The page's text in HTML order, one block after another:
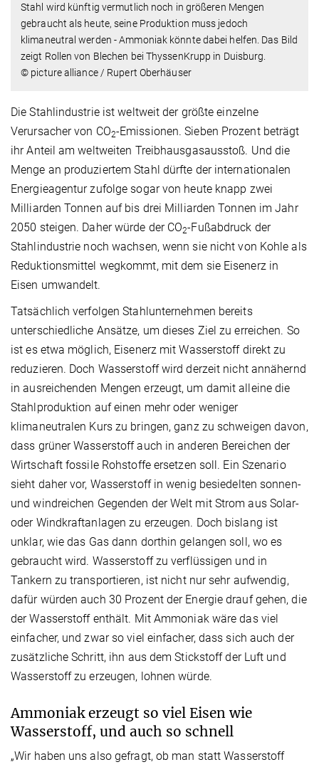
Stahl wird künftig vermutlich noch in größeren Mengen
gebraucht als heute, seine Produktion muss jedoch
klimaneutral werden - Ammoniak könnte dabei helfen. Das Bild
zeigt Rollen von Blechen bei ThyssenKrupp in Duisburg.
© picture alliance / Rupert Oberhäuser
Die Stahlindustrie ist weltweit der größte einzelne
Verursacher von CO2-Emissionen. Sieben Prozent beträgt
ihr Anteil am weltweiten Treibhausgasausstoß. Und die
Menge an produziertem Stahl dürfte der internationalen
Energieagentur zufolge sogar von heute knapp zwei
Milliarden Tonnen auf bis drei Milliarden Tonnen im Jahr
2050 steigen. Daher würde der CO2-Fußabdruck der
Stahlindustrie noch wachsen, wenn sie nicht von Kohle als
Reduktionsmittel wegkommt, mit dem sie Eisenerz in
Eisen umwandelt.
Tatsächlich verfolgen Stahlunternehmen bereits
unterschiedliche Ansätze, um dieses Ziel zu erreichen. So
ist es etwa möglich, Eisenerz mit Wasserstoff direkt zu
reduzieren. Doch Wasserstoff wird derzeit nicht annähernd
in ausreichenden Mengen erzeugt, um damit alleine die
Stahlproduktion auf einen mehr oder weniger
klimaneutralen Kurs zu bringen, ganz zu schweigen davon,
dass grüner Wasserstoff auch in anderen Bereichen der
Wirtschaft fossile Rohstoffe ersetzen soll. Ein Szenario
sieht daher vor, Wasserstoff in wenig besiedelten sonnen-
und windreichen Gegenden der Welt mit Strom aus Solar-
oder Windkraftanlagen zu erzeugen. Doch bislang ist
unklar, wie das Gas dann dorthin gelangen soll, wo es
gebraucht wird. Wasserstoff zu verflüssigen und in
Tankern zu transportieren, ist nicht nur sehr aufwendig,
dafür würden auch 30 Prozent der Energie drauf gehen, die
der Wasserstoff enthält. Mit Ammoniak wäre das viel
einfacher, und zwar so viel einfacher, dass sich auch der
zusätzliche Schritt, ihn aus dem Stickstoff der Luft und
Wasserstoff zu erzeugen, lohnen würde.
Ammoniak erzeugt so viel Eisen wie
Wasserstoff, und auch so schnell
„Wir haben uns also gefragt, ob man statt Wasserstoff